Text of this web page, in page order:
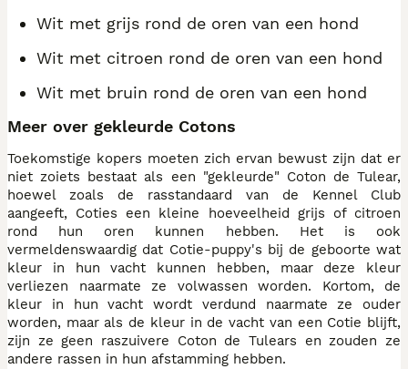
Wit met grijs rond de oren van een hond
Wit met citroen rond de oren van een hond
Wit met bruin rond de oren van een hond
Meer over gekleurde Cotons
Toekomstige kopers moeten zich ervan bewust zijn dat er
niet zoiets bestaat als een "gekleurde" Coton de Tulear,
hoewel zoals de rasstandaard van de Kennel Club
aangeeft, Coties een kleine hoeveelheid grijs of citroen
rond hun oren kunnen hebben. Het is ook
vermeldenswaardig dat Cotie-puppy's bij de geboorte wat
kleur in hun vacht kunnen hebben, maar deze kleur
verliezen naarmate ze volwassen worden. Kortom, de
kleur in hun vacht wordt verdund naarmate ze ouder
worden, maar als de kleur in de vacht van een Cotie blijft,
zijn ze geen raszuivere Coton de Tulears en zouden ze
andere rassen in hun afstamming hebben.